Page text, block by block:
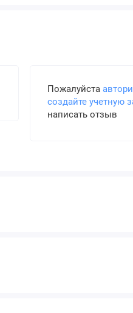
Пожалуйста
создайте учетную
написать отзыв